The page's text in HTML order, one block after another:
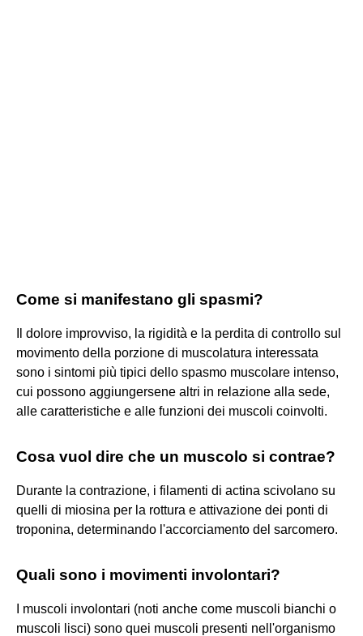
Come si manifestano gli spasmi?
Il dolore improvviso, la rigidità e la perdita di controllo sul
movimento della porzione di muscolatura interessata
sono i sintomi più tipici dello spasmo muscolare intenso,
cui possono aggiungersene altri in relazione alla sede,
alle caratteristiche e alle funzioni dei muscoli coinvolti.
Cosa vuol dire che un muscolo si contrae?
Durante la contrazione, i filamenti di actina scivolano su
quelli di miosina per la rottura e attivazione dei ponti di
troponina, determinando l'accorciamento del sarcomero.
Quali sono i movimenti involontari?
I muscoli involontari (noti anche come muscoli bianchi o
muscoli lisci) sono quei muscoli presenti nell'organismo